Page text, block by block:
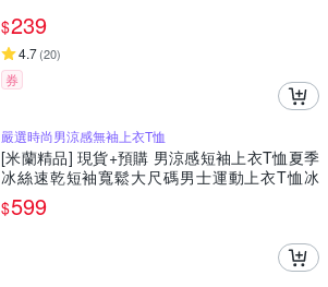
$239
4.7(20)
券
嚴選時尚男涼感無袖上衣T恤
[米蘭精品] 現貨+預購 男涼感短袖上衣T恤夏季
冰絲速乾短袖寬鬆大尺碼男士運動上衣T恤冰
感-男裝7色74lg1
$599